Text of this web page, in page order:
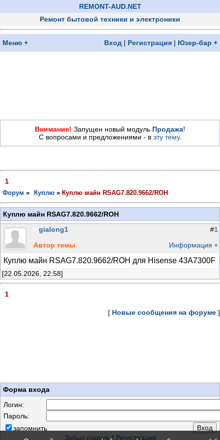
REMONT-AUD.NET
Ремонт бытовой техники и электроники
Меню + Вход | Регистрация | Юзер-бар +
Внимание! Запущен новый модуль Продажа!
С вопросами и предложениями - в эту тему.
1
Форум » Куплю » Куплю майн RSAG7.820.9662/ROH
Куплю майн RSAG7.820.9662/ROH
gialong1
Автор темы
#1
Информация +
Куплю майн RSAG7.820.9662/ROH для Hisense 43A7300F
[22.05.2026, 22:58]
1
[ Новые сообщения на форуме ]
Форма входа
Логин:
Пароль:
запомнить
Забыл пароль| Регистрация